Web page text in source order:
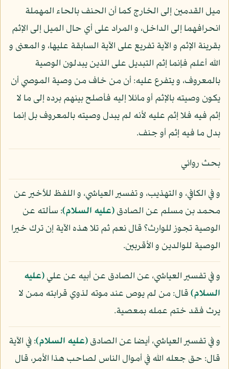
ميل القدمين إلى الخارج كما أن الحنف بالحاء المهملة
انحرافهما إلى الداخل، و المراد على أي حال الميل إلى الإثم
بقرينة الإثم و الآية تفريع على الآية السابقة عليها، و المعنى و
الله أعلم فإنما إثم التبديل على الذين يبدلون الوصية
بالمعروف، و يتفرع عليه: أن من خاف من وصية الموصي أن
يكون وصيته بالإثم أو مائلا إليه فأصلح بينهم برده إلى ما لا
إثم فيه فلا إثم عليه لأنه لم يبدل وصيته بالمعروف بل إنما
بدل ما فيه إثم أو جنف.
بحث روائي
و في الكافي، و التهذيب، و تفسير العياشي، و اللفظ للأخير عن
محمد بن مسلم عن الصادق(عليه السلام): سألته عن
الوصية تجوز للوارث؟ قال نعم ثم تلا هذه الآية إن ترك خيرا
الوصية للوالدين و الأقربين.
و في تفسير العياشي، عن الصادق عن أبيه عن علي(عليه
السلام)قال: من لم يوص عند موته لذوي قرابته ممن لا
يرث فقد ختم عمله بمعصية.
و في تفسير العياشي، أيضا عن الصادق(عليه السلام): في الآية
قال: حق جعله الله في أموال الناس لصاحب هذا الأمر، قال